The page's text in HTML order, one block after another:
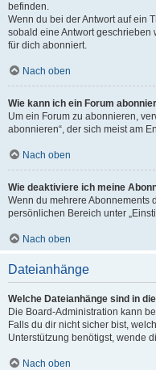
befinden.
Wenn du bei der Antwort auf ein
sobald eine Antwort geschrieben
für dich abonniert.
Nach oben
Wie kann ich ein Forum
Um ein Forum zu abonnieren,
abonnieren“, der sich meist am
Nach oben
Wie deaktiviere ich meine
Wenn du mehrere Abonnements
persönlichen Bereich unter
Nach oben
Dateianhänge
Welche Dateianhänge sind in
Die Board-Administration kann
Falls du dir nicht sicher bist,
Unterstützung benötigst, wende
Nach oben